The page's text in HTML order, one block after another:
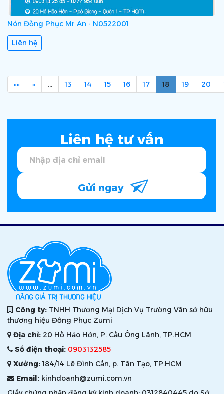
Nón Đồng Phục Mr An - N0522001
Liên hệ
«« « … 13 14 15 16 17 18 19 20
Liên hệ tư vấn
Gửi ngay
Công ty: TNHH Thương Mại Dịch Vụ Trường Vân sở hữu
thương hiệu Đồng Phục Zumi
Địa chỉ: 20 Hồ Hảo Hớn, P. Cầu Ông Lãnh, TP.HCM
Số điện thoại: 0903132585
Xưởng:184/14 Lê Đình Cẩn, p. Tân Tạo, TP.HCM
Email: kinhdoanh@zumi.com.vn